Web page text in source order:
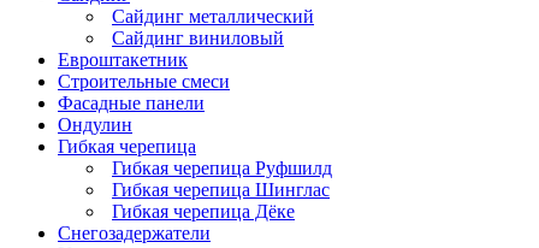
Сайдинг металлический
Сайдинг виниловый
Евроштакетник
Строительные смеси
Фасадные панели
Ондулин
Гибкая черепица
Гибкая черепица Руфшилд
Гибкая черепица Шинглас
Гибкая черепица Дёке
Снегозадержатели